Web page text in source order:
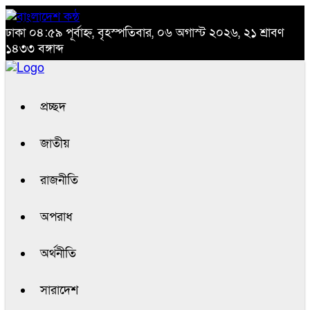
ঢাকা ০৪:৫৯ পূর্বাহ্ন, বৃহস্পতিবার, ০৬ অগাস্ট ২০২৬, ২১ শ্রাবণ
১৪৩৩ বঙ্গাব্দ
প্রচ্ছদ
জাতীয়
রাজনীতি
অপরাধ
অর্থনীতি
সারাদেশ